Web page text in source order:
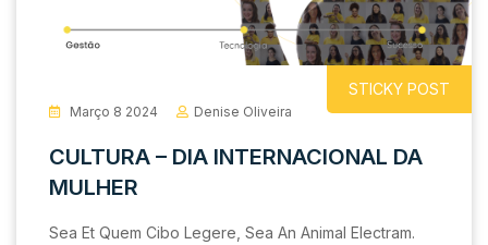
STICKY POST
Março 8 2024 Denise Oliveira
CULTURA – DIA INTERNACIONAL DA
MULHER
Sea Et Quem Cibo Legere, Sea An Animal Electram.